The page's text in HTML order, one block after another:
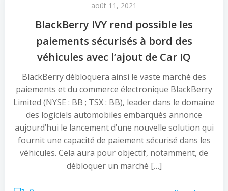
août 11, 2021
BlackBerry IVY rend possible les
paiements sécurisés à bord des
véhicules avec l’ajout de Car IQ
BlackBerry débloquera ainsi le vaste marché des
paiements et du commerce électronique BlackBerry
Limited (NYSE : BB ; TSX : BB), leader dans le domaine
des logiciels automobiles embarqués annonce
aujourd’hui le lancement d’une nouvelle solution qui
fournit une capacité de paiement sécurisé dans les
véhicules. Cela aura pour objectif, notamment, de
débloquer un marché […]